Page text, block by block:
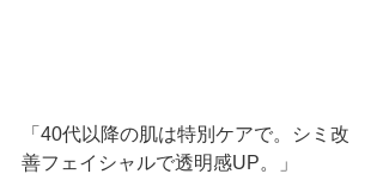
「40代以降の肌は特別ケアで。シミ改
善フェイシャルで透明感UP。」